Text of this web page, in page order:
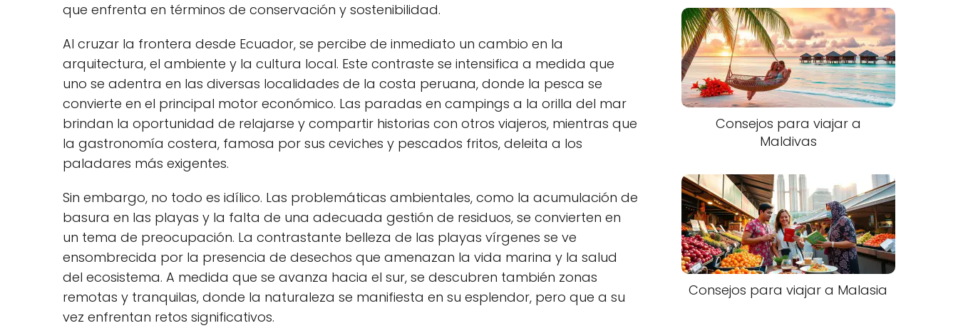
que enfrenta en términos de conservación y sostenibilidad.
Al cruzar la frontera desde Ecuador, se percibe de inmediato ⁢un cambio en la
arquitectura, ⁤el ambiente y la cultura local. ⁣Este contraste se intensifica a medida que
uno⁣ se adentra en las‌ diversas localidades de la costa peruana, donde la pesca se
convierte en el ⁣principal motor ‌económico. Las paradas en campings a la ‍orilla ⁣del mar
brindan la oportunidad de relajarse ⁢y compartir historias con otros viajeros, mientras que
la⁤ gastronomía costera, famosa por sus ceviches y pescados fritos, ⁢deleita a los
paladares más exigentes.
Sin embargo, no todo es ⁣idílico. Las problemáticas ambientales,‍ como la acumulación de
⁤basura en las ‍playas y⁤ la falta de una adecuada gestión de residuos, ⁤se convierten en
un tema de​ preocupación. La contrastante belleza de las ⁢playas vírgenes se ve
ensombrecida por la presencia de desechos que amenazan la vida marina y la ⁢salud
del ecosistema. A medida ⁤que se avanza hacia ‍el sur, se descubren también zonas
remotas y tranquilas, donde la naturaleza se manifiesta en​ su esplendor, pero que ​a su
vez enfrentan retos significativos.
Consejos para viajar a
Maldivas
Consejos para viajar a Malasia​